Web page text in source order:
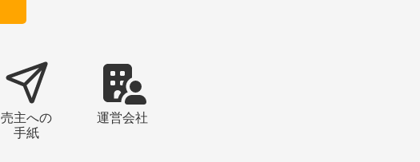
売主への
手紙
運営会社